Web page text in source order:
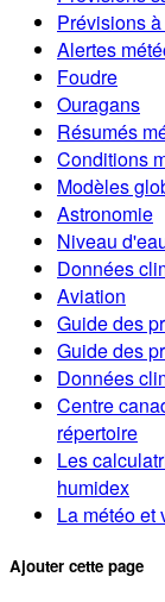
Prévisions
Alertes
Foudre
Ouragans
Résumés
Conditions
Modèles
Astronomie
Niveau
Données
Aviation
Guide des
Guide des
Données
Centre
répertoire
Les
humidex
La météo et
Ajouter cette page